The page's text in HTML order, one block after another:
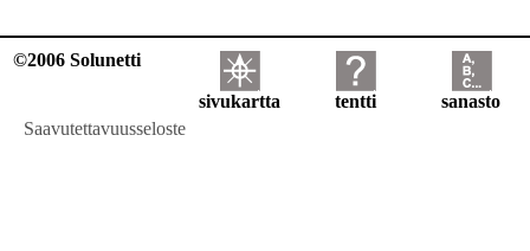
©2006 Solunetti
sivukartta tentti
sanasto
Saavutettavuusseloste